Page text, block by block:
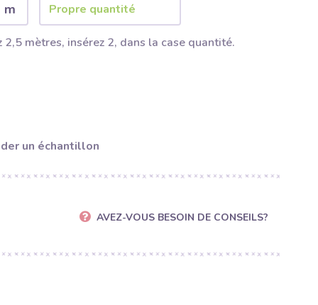
m
mètres, insérez 2, dans la case quantité.
un échantillon
AVEZ-VOUS BESOIN DE CONSEILS?